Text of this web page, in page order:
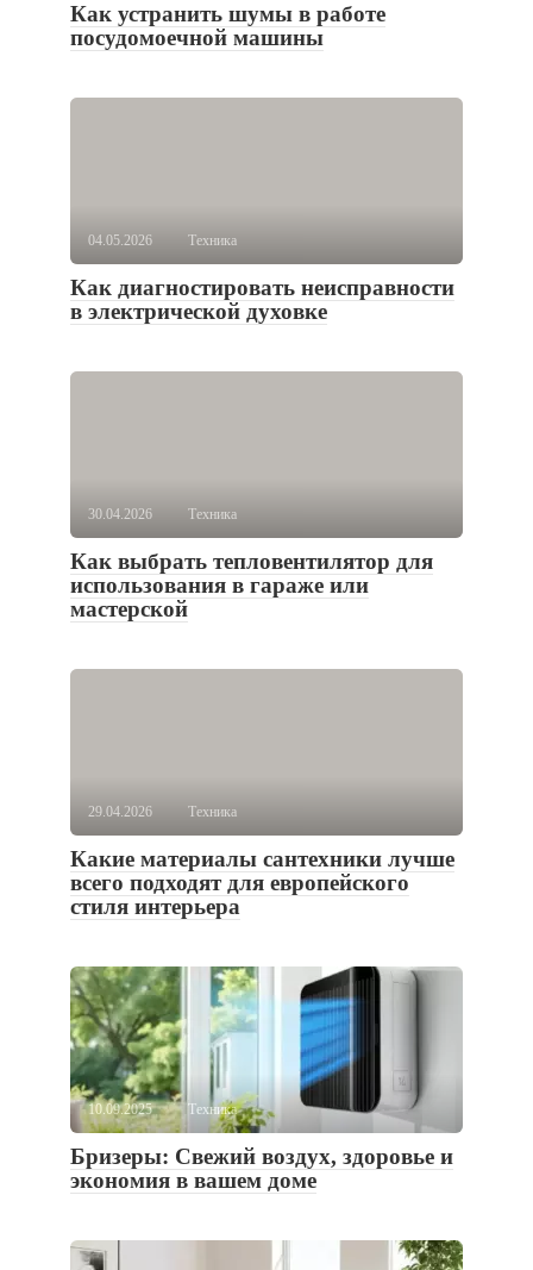
Как устранить шумы в работе
посудомоечной машины
04.05.2026 Техника
Как диагностировать неисправности
в электрической духовке
30.04.2026 Техника
Как выбрать тепловентилятор для
использования в гараже или
мастерской
29.04.2026 Техника
Какие материалы сантехники лучше
всего подходят для европейского
стиля интерьера
10.09.2025 Техника
Бризеры: Свежий воздух, здоровье и
экономия в вашем доме